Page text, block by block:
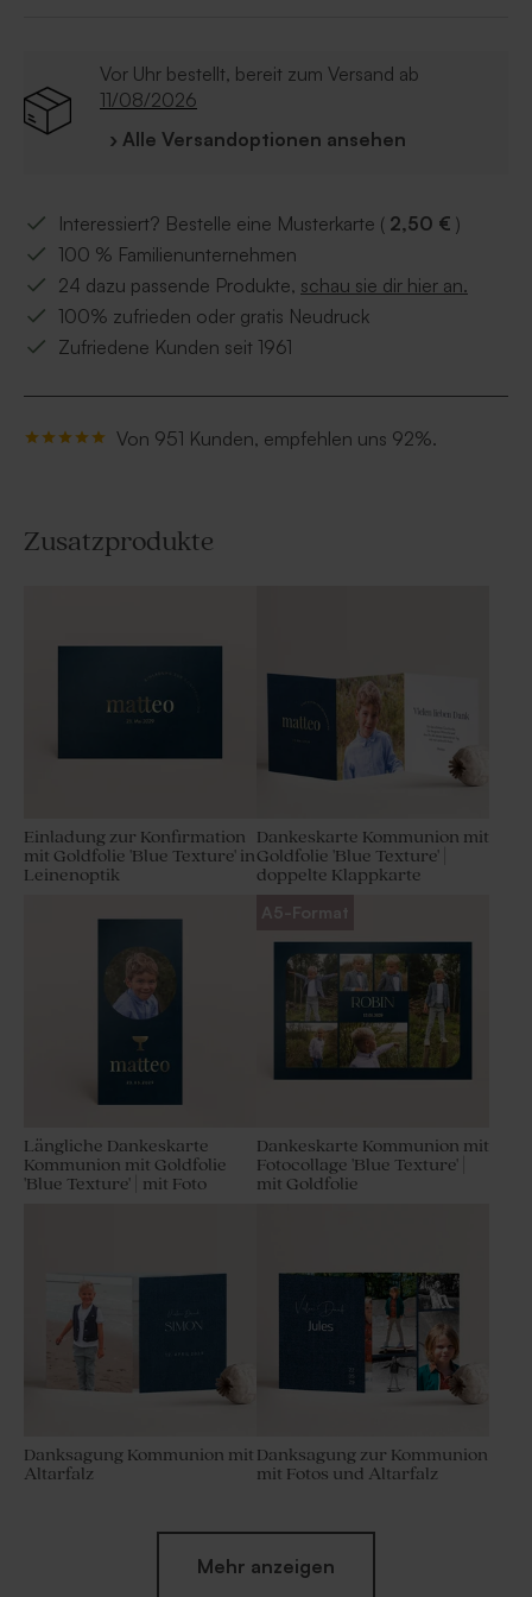
Vor Uhr bestellt, bereit zum Versand ab
11/08/2026
› Alle Versandoptionen ansehen
Interessiert? Bestelle eine Musterkarte ( 2,50 € )
100 % Familienunternehmen
24 dazu passende Produkte, schau sie dir hier an.
100% zufrieden oder gratis Neudruck
Zufriedene Kunden seit 1961
Von 951 Kunden, empfehlen uns 92%.
Zusatzprodukte
Einladung zur Konfirmation
mit Goldfolie 'Blue Texture' in
Leinenoptik
Dankeskarte Kommunion mit
Goldfolie 'Blue Texture' |
doppelte Klappkarte
Längliche Dankeskarte
Kommunion mit Goldfolie
'Blue Texture' | mit Foto
A5-Format
Dankeskarte Kommunion mit
Fotocollage 'Blue Texture' |
mit Goldfolie
Danksagung Kommunion mit
Altarfalz
Danksagung zur Kommunion
mit Fotos und Altarfalz
Mehr anzeigen